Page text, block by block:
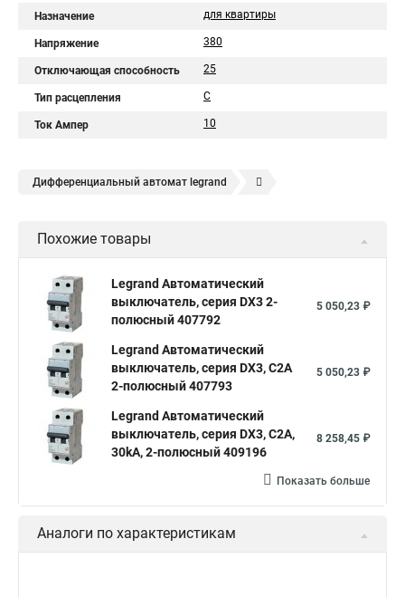
Назначение для квартиры
Напряжение 380
Отключающая способность 25
Тип расцепления C
Ток Ампер 10
Дифференциальный автомат legrand
Похожие товары
Legrand Автоматический
выключатель, серия DX3 2-
полюсный 407792
5 050,23 ₽
Legrand Автоматический
выключатель, серия DX3, С2A
2-полюсный 407793
5 050,23 ₽
Legrand Автоматический
выключатель, серия DX3, С2A,
30kA, 2-полюсный 409196
8 258,45 ₽
Показать больше
Аналоги по характеристикам